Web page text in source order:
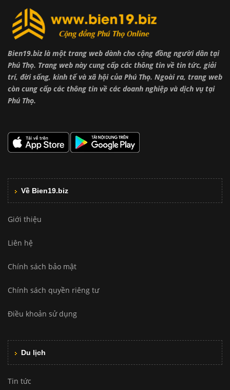
Bien19.biz là một trang web dành cho cộng đồng người dân tại
Phú Thọ. Trang web này cung cấp các thông tin về tin tức, giải
trí, đời sống, kinh tế và xã hội của Phú Thọ. Ngoài ra, trang web
còn cung cấp các thông tin về các doanh nghiệp và dịch vụ tại
Phú Thọ.
Về Bien19.biz
Giới thiệu
Liên hệ
Chính sách bảo mật
Chính sách quyền riêng tư
Điều khoản sử dụng
Du lịch
Tin tức